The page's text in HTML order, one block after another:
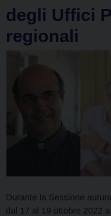
degli Uffici
regionali
Durante la Sessione
dal 17 al 19 ottobre 2022